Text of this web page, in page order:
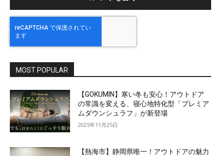
MOST POPULAR
【GOKUMIN】寒い冬も安心！アウトドア
の常識を変える、寝心地特化型「プレミア
ムダウンシュラフ」が新登場
2025年11月25日
【熱海市】静岡県唯一！アウトドアの魅力